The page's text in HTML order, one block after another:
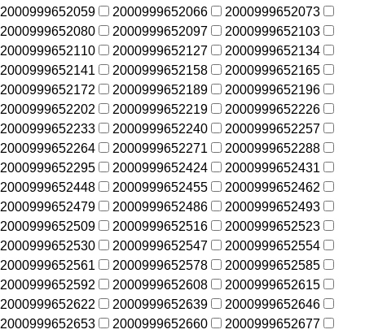
2000999652059
2000999652066
2000999652073
2000999652080
2000999652097
2000999652103
2000999652110
2000999652127
2000999652134
2000999652141
2000999652158
2000999652165
2000999652172
2000999652189
2000999652196
2000999652202
2000999652219
2000999652226
2000999652233
2000999652240
2000999652257
2000999652264
2000999652271
2000999652288
2000999652295
2000999652424
2000999652431
2000999652448
2000999652455
2000999652462
2000999652479
2000999652486
2000999652493
2000999652509
2000999652516
2000999652523
2000999652530
2000999652547
2000999652554
2000999652561
2000999652578
2000999652585
2000999652592
2000999652608
2000999652615
2000999652622
2000999652639
2000999652646
2000999652653
2000999652660
2000999652677